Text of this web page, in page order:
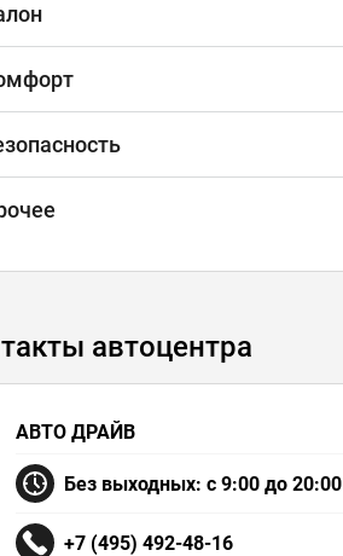
автоцентра
АВТО ДРАЙВ
Без выходных: с 9:00 до 20:00
+7 (495) 492-48-16